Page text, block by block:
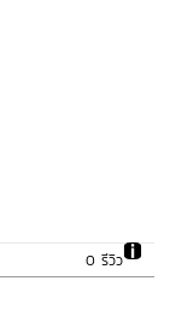
0 รีวิว